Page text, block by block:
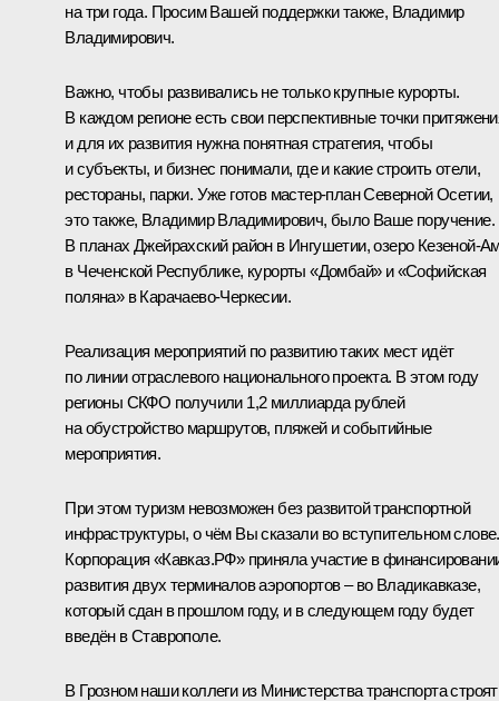
на три года. Просим Вашей поддержки также, Владимир
Владимирович.
Важно, чтобы развивались не только крупные курорты.
В каждом регионе есть свои перспективные точки
и для их развития нужна понятная стратегия, чтобы
и субъекты, и бизнес понимали, где и какие строить отели,
рестораны, парки. Уже готов мастер-план Северной Осетии,
это также, Владимир Владимирович, было Ваше поручение.
В планах Джейрахский район в Ингушетии, озеро Кезеной-
в Чеченской Республике, курорты «Домбай» и «Софийская
поляна» в Карачаево-Черкесии.
Реализация мероприятий по развитию таких мест идёт
по линии отраслевого национального проекта. В этом году
регионы СКФО получили 1,2 миллиарда рублей
на обустройство маршрутов, пляжей и событийные
мероприятия.
При этом туризм невозможен без развитой транспортной
инфраструктуры, о чём Вы сказали во вступительном слове.
Корпорация «Кавказ.РФ» приняла участие в
развития двух терминалов аэропортов – во Владикавказе,
который сдан в прошлом году, и в следующем году будет
введён в Ставрополе.
В Грозном наши коллеги из Министерства транспорта строят